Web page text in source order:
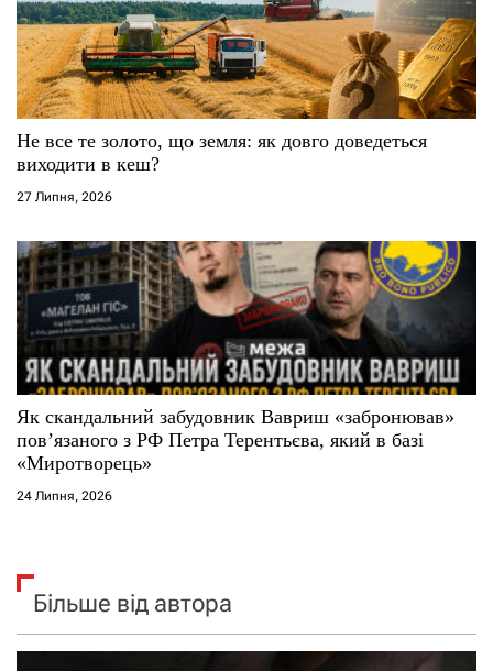
Не все те золото, що земля: як довго доведеться
виходити в кеш?
27 Липня, 2026
Як скандальний забудовник Вавриш «забронював»
повʼязаного з РФ Петра Терентьєва, який в базі
«Миротворець»
24 Липня, 2026
Більше від автора